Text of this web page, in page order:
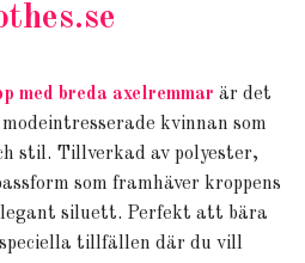
med breda axelremmar är det
kvinnan som
stil. Tillverkad av polyester,
som framhäver kroppens
siluett. Perfekt att bära
tillfällen där du vill